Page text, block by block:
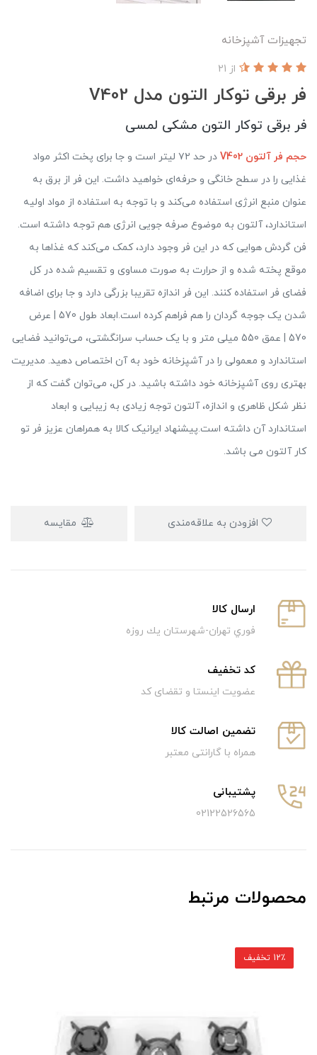
تجهیزات آشپزخانه
فر برقی توکار التون مدل V402
از 21
فر برقی توکار التون مشکی لمسی
حجم فر آلتون V402
در حد ۷۲ لیتر است و جا برای پخت اکثر مواد
غذایی را در سطح خانگی و حرفه‌ای خواهید داشت. این فر از برق به
عنوان منبع انرژی استفاده می‌کند و با توجه به استفاده از مواد اولیه
استاندارد، آلتون به موضوع صرفه جویی انرژی هم توجه داشته است.
فن گردش هوایی که در این فر وجود دارد، کمک می‌کند که غذاها به
موقع پخته شده و از حرارت به صورت مساوی و تقسیم شده در کل
فضای فر استفاده کنند. این فر اندازه تقریبا بزرگی دارد و جا برای اضافه
شدن یک جوجه گردان را هم فراهم کرده است.ابعاد طول 570 | عرض
570 | عمق 550 میلی متر و با یک حساب سرانگشتی، می‌توانید فضایی
استاندارد و معمولی را در آشپزخانه خود به آن اختصاص دهید. مدیریت
بهتری روی آشپزخانه خود داشته باشید. در کل، می‌توان گفت که از
نظر شکل ظاهری و اندازه، آلتون توجه زیادی به زیبایی و ابعاد
استاندارد آن داشته است.پیشنهاد ایرانیک کالا به همراهان عزیز فر تو
کار آلتون می باشد.
مقایسه
ارسال كالا
فوري تهران-شهرستان يك روزه
كد تخفيف
عضویت اینستا و تقضای کد
تضمین اصالت کالا
همراه با گارانتی معتبر
پشتیبانی
02122526565
محصولات مرتبط
12٪ تخفیف